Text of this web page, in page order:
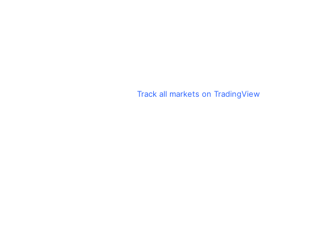
Track all markets on TradingView